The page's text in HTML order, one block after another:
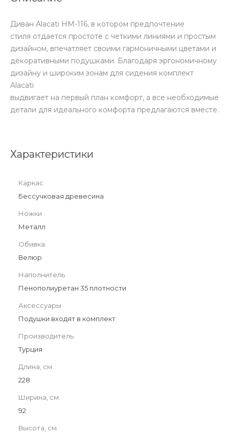
Диван Alacati HM-116, в котором предпочтение
стиля отдается простоте с четкими линиями и простым
дизайном, впечатляет своими гармоничными цветами и
декоративными подушками. Благодаря эргономичному
дизайну и широким зонам для сидения комплект
Alacati
выдвигает на первый план комфорт, а все необходимые
детали для идеального комфорта предлагаются вместе.
Характеристики
Каркас
Бессучковая древесина
Ножки
Металл
Обивка
Велюр
Наполнитель
Пенополиуретан 35 плотности
Аксессуары
Подушки входят в комплект
Производитель
Турция
Длина, см
228
Ширина, см
92
Высота, см